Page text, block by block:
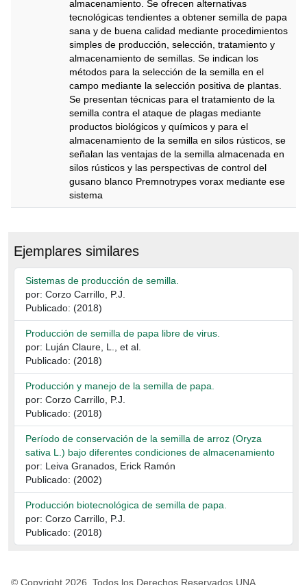
almacenamiento. Se ofrecen alternativas
tecnológicas tendientes a obtener semilla de papa
sana y de buena calidad mediante procedimientos
simples de producción, selección, tratamiento y
almacenamiento de semillas. Se indican los
métodos para la selección de la semilla en el
campo mediante la selección positiva de plantas.
Se presentan técnicas para el tratamiento de la
semilla contra el ataque de plagas mediante
productos biológicos y químicos y para el
almacenamiento de la semilla en silos rústicos, se
señalan las ventajas de la semilla almacenada en
silos rústicos y las perspectivas de control del
gusano blanco Premnotrypes vorax mediante ese
sistema
Ejemplares similares
Sistemas de producción de semilla.
por: Corzo Carrillo, P.J.
Publicado: (2018)
Producción de semilla de papa libre de virus.
por: Luján Claure, L., et al.
Publicado: (2018)
Producción y manejo de la semilla de papa.
por: Corzo Carrillo, P.J.
Publicado: (2018)
Período de conservación de la semilla de arroz (Oryza
sativa L.) bajo diferentes condiciones de almacenamiento
por: Leiva Granados, Erick Ramón
Publicado: (2002)
Producción biotecnológica de semilla de papa.
por: Corzo Carrillo, P.J.
Publicado: (2018)
© Copyright 2026, Todos los Derechos Reservados UNA